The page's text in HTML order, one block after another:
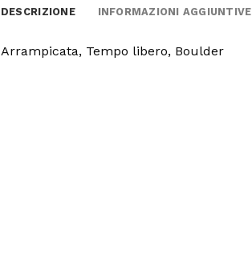
DESCRIZIONE INFORMAZIONI AGGIUNTIVE
Arrampicata, Tempo libero, Boulder